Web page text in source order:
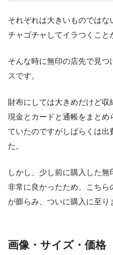
それぞれは大きいものでは
チャゴチャしてイラつくこと
そんな時に無印の店先で見
スです。
財布にしては大きめだけど
現金とカードと通帳をまと
ていたのですがしばらくは
た。
しかし、少し前に購入した
非常に良かったため、こち
が膨らみ、ついに購入に至り
画像・サイズ・価格